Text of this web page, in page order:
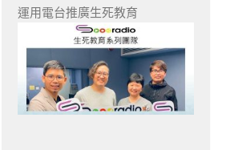
運用電台推廣生死教育